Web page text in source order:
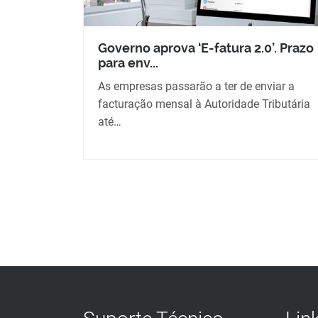
Governo aprova ‘E-fatura 2.0’. Prazo
para env...
As empresas passarão a ter de enviar a
facturação mensal à Autoridade Tributária
até…